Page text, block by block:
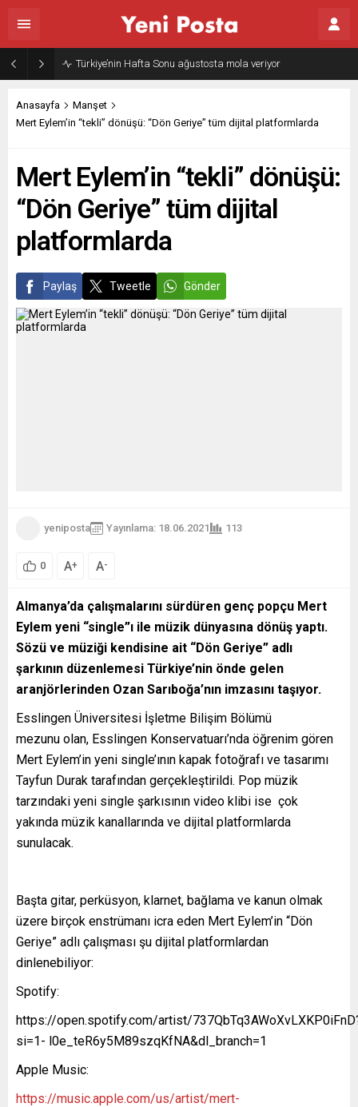
Gazze’nin geleceği: Teknokratik kontrol mü, kolonializm mi?
Anasayfa
Manşet
Mert Eylem’in “tekli” dönüşü: “Dön Geriye” tüm dijital platformlarda
Mert Eylem’in “tekli” dönüşü:
“Dön Geriye” tüm dijital
platformlarda
Paylaş Tweetle Gönder
yeniposta Yayınlama: 18.06.2021 113
0 A+ A-
Almanya’da çalışmalarını sürdüren genç popçu Mert
Eylem yeni “single”ı ile müzik dünyasına dönüş yaptı.
Sözü ve müziği kendisine ait “Dön Geriye” adlı
şarkının düzenlemesi Türkiye’nin önde gelen
aranjörlerinden Ozan Sarıboğa’nın imzasını taşıyor.
Esslingen Üniversitesi İşletme Bilişim Bölümü
mezunu olan, Esslingen Konservatuarı’nda öğrenim gören
Mert Eylem’in yeni single’ının kapak fotoğrafı ve tasarımı
Tayfun Durak tarafından gerçekleştirildi. Pop müzik
tarzındaki yeni single şarkısının video klibi ise çok
yakında müzik kanallarında ve dijital platformlarda
sunulacak.
Başta gitar, perküsyon, klarnet, bağlama ve kanun olmak
üzere birçok enstrümanı icra eden Mert Eylem’in “Dön
Geriye” adlı çalışması şu dijital platformlardan
dinlenebiliyor:
Spotify:
https://open.spotify.com/artist/
si=1- l0e_teR6y5M89szqKfNA&dl_branch=1
Apple Music:
https://music.apple.com/us/artist/mert-